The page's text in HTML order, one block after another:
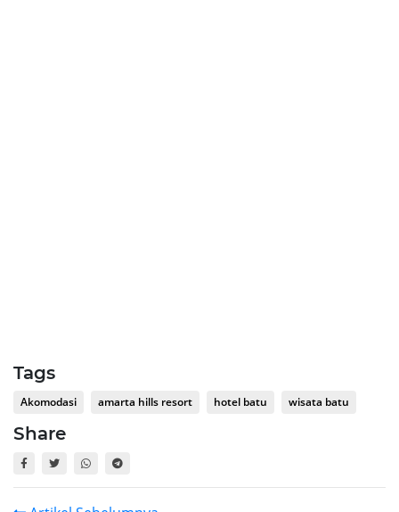
Tags
Akomodasi amarta hills resort hotel batu wisata batu
Share